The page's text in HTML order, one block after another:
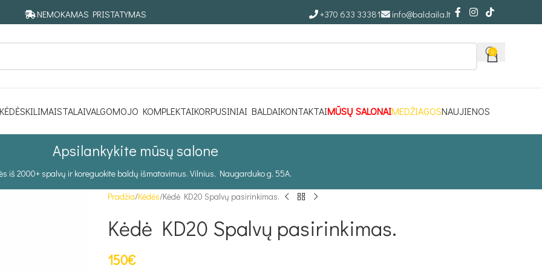
NEMOKAMAS PRISTATYMAS +370 633 33381 info@baldaila.lt
0
KĖDĖSKILIMAISTALAIVALGOMOJO KOMPLEKTAIKORPUSINIAI BALDAIKONTAKTAIMŪSŲ SALONAIMEDŽIAGOSNAUJIENOS
Apsilankykite mūsų salone
iš 2000+ spalvų ir koreguokite baldų išmatavimus. Vilnius, Naugarduko g. 55A.
Pradžia Kėdės Kėdė KD20 Spalvų pasirinkimas.
Kėdė KD20 Spalvų pasirinkimas.
150€